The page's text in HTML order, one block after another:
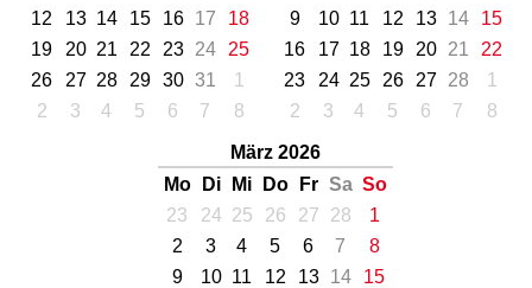
12
13 14 15 16 17
18
19
20 21 22 23 24
25
26
27 28 29 30 31
1
2
3 4 5 6 7 8
9
10 11 12 13 14
15
16
17 18 19 20 21
22
23
24 25 26 27 28
1
2
3 4 5 6 7 8
März 2026
Mo
Di Mi Do Fr Sa So
23
24 25 26 27 28
1
2
3 4 5 6 7
8
9
10 11 12 13 14
15